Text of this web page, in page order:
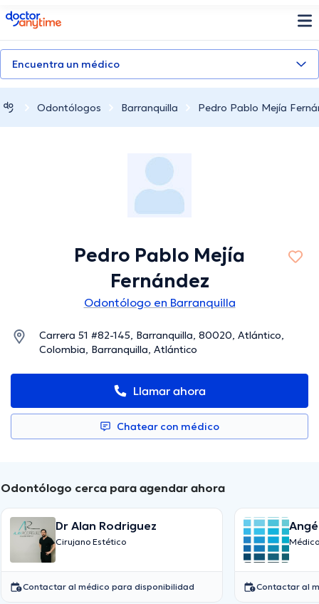
doctoranytime
Encuentra un médico
Odontólogos Barranquilla Pedro Pablo Mejía
Pedro Pablo Mejía
Fernández
Odontólogo en Barranquilla
Carrera 51 #82-145, Barranquilla, 80020, Atlántico,
Colombia, Barranquilla, Atlántico
Llamar ahora
Chatear con médico
Odontólogo cerca para agendar ahora
Dr Alan Rodriguez
Cirujano Estético
Contactar al médico para disponibilidad Contactar al